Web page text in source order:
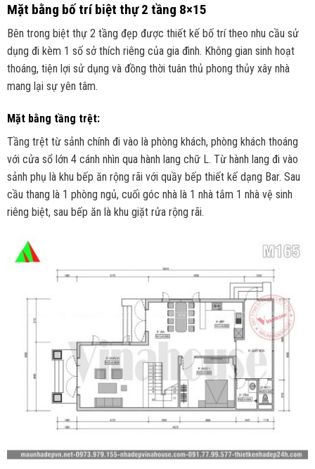
Mặt bằng bố trí biệt thự 2 tầng 8×15
Bên trong biệt thự 2 tầng đẹp được thiết kế bố trí theo nhu cầu sử
dụng đi kèm 1 số sở thích riêng của gia đình. Không gian sinh hoạt
thoáng, tiện lợi sử dụng và đồng thời tuân thủ phong thủy xây nhà
mang lại sự yên tâm.
Mặt bằng tầng trệt:
Tầng trệt từ sảnh chính đi vào là phòng khách, phòng khách thoáng
với cửa sổ lớn 4 cánh nhìn qua hành lang chữ L. Từ hành lang đi vào
sảnh phụ là khu bếp ăn rộng rãi với quầy bếp thiết kế dạng Bar. Sau
cầu thang là 1 phòng ngủ, cuối góc nhà là 1 nhà tắm 1 nhà vệ sinh
riêng biệt, sau bếp ăn là khu giặt rửa rộng rãi.